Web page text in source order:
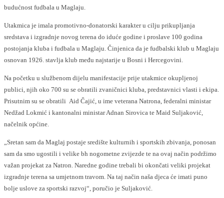
budućnost fudbala u Maglaju.
Utakmica je imala promotivno-donatorski karakter u cilju prikupljanja
sredstava i izgradnje novog terena do iduće godine i proslave 100 godina
postojanja kluba i fudbala u Maglaju. Činjenica da je fudbalski klub u Maglaju
osnovan 1926. stavlja klub među najstarije u Bosni i Hercegovini.
Na početku u službenom dijelu manifestacije prije utakmice okupljenoj
publici, njih oko 700 su se obratili zvaničnici kluba, predstavnici vlasti i ekipa.
Prisutnim su se obratili Aid Čajić, u ime veterana Natrona, federalni ministar
Nedžad Lokmić i kantonalni ministar Adnan Sirovica te Maid Suljaković,
načelnik općine.
„Sretan sam da Maglaj postaje središte kulturnih i sportskih zbivanja, ponosan
sam da smo ugostili i velike bh nogometne zvijezde te na ovaj način podržimo
važan projekat za Natron. Naredne godine trebali bi okončati veliki projekat
izgradnje terena sa umjetnom travom. Na taj način naša djeca će imati puno
bolje uslove za sportski razvoj“, poručio je Suljaković.